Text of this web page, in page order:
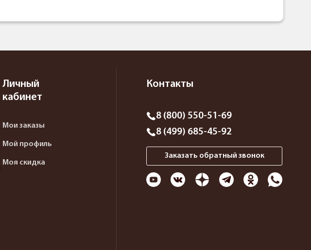
Личный
кабинет
Мои заказы
Мой профиль
Моя скидка
Контакты
8 (800) 550-51-69
8 (499) 685-45-92
Заказать обратный звонок